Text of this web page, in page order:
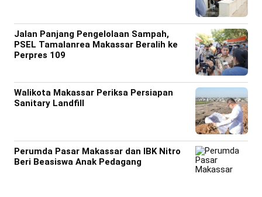
Jalan Panjang Pengelolaan Sampah,
PSEL Tamalanrea Makassar Beralih ke
Perpres 109
Walikota Makassar Periksa Persiapan
Sanitary Landfill
Perumda Pasar Makassar dan IBK Nitro
Beri Beasiswa Anak Pedagang